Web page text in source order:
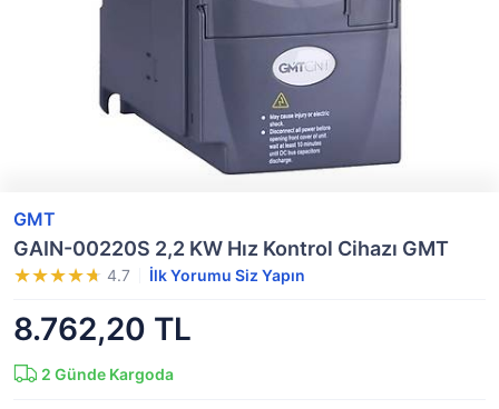
GMT
GAIN-00220S 2,2 KW Hız Kontrol Cihazı GMT
4.7 İlk Yorumu Siz Yapın
8.762,20 TL
2 Günde Kargoda